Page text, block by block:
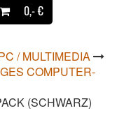
0,- €
/ MULTIMEDIA
COMPUTER-
(SCHWARZ)